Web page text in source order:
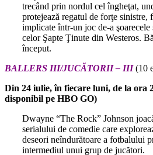
trecând prin nordul cel îngheţat,
protejează regatul de forţe sinistre,
implicate într-un joc de-a
celor Şapte Ţinute din Westeros.
început.
BALLERS III/JUCĂTORII – III (10
Din 24 iulie, în fiecare luni, de la ora
disponibil pe HBO GO)
Dwayne “The Rock” Johnson
serialului de comedie care
deseori neîndurătoare a fotbalului
intermediul unui grup de jucători.